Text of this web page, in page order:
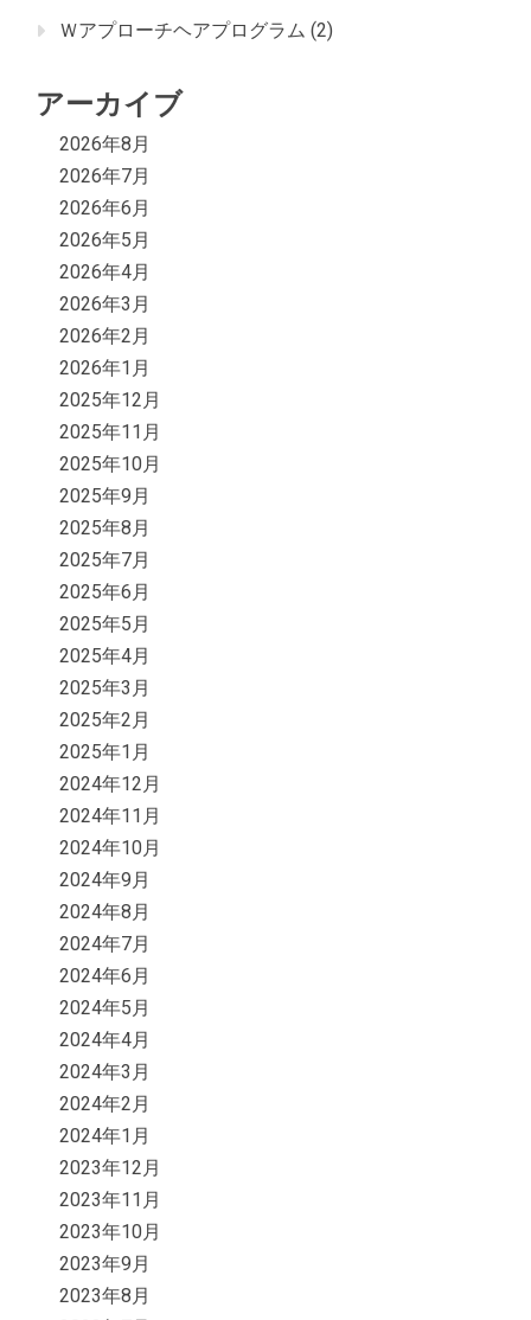
Ｗアプローチヘアプログラム (2)
アーカイブ
2026年8月
2026年7月
2026年6月
2026年5月
2026年4月
2026年3月
2026年2月
2026年1月
2025年12月
2025年11月
2025年10月
2025年9月
2025年8月
2025年7月
2025年6月
2025年5月
2025年4月
2025年3月
2025年2月
2025年1月
2024年12月
2024年11月
2024年10月
2024年9月
2024年8月
2024年7月
2024年6月
2024年5月
2024年4月
2024年3月
2024年2月
2024年1月
2023年12月
2023年11月
2023年10月
2023年9月
2023年8月